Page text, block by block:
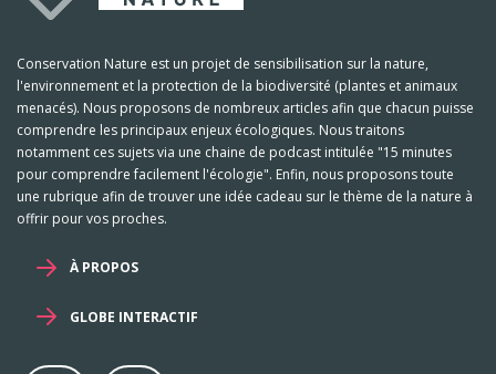
Conservation Nature est un projet de sensibilisation sur la nature,
l'environnement et la protection de la biodiversité (plantes et animaux
menacés). Nous proposons de nombreux articles afin que chacun puisse
comprendre les principaux enjeux écologiques. Nous traitons
notamment ces sujets via une chaine de podcast intitulée "15 minutes
pour comprendre facilement l'écologie". Enfin, nous proposons toute
une rubrique afin de trouver une idée cadeau sur le thème de la nature à
offrir pour vos proches.
À PROPOS
GLOBE INTERACTIF